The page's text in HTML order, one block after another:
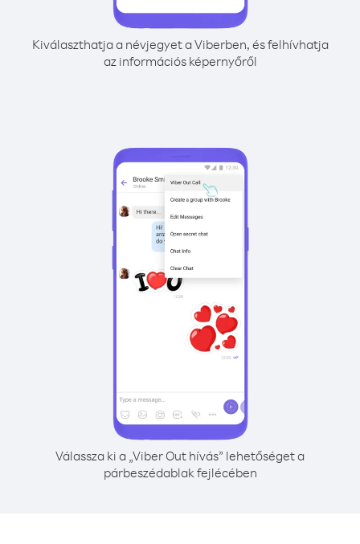
Kiválaszthatja a névjegyet a Viberben, és felhívhatja
az információs képernyőről
Válassza ki a „Viber Out hívás” lehetőséget a
párbeszédablak fejlécében